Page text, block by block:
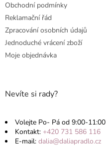
Obchodní podmínky
Reklamační řád
Zpracování osobních údajů
Jednoduché vrácení zboží
Moje objednávka
Nevíte si rady?
Volejte Po- Pá od 9:00-11:00
Kontakt: +420 731 586 116
E-mail: dalia@daliapradlo.cz